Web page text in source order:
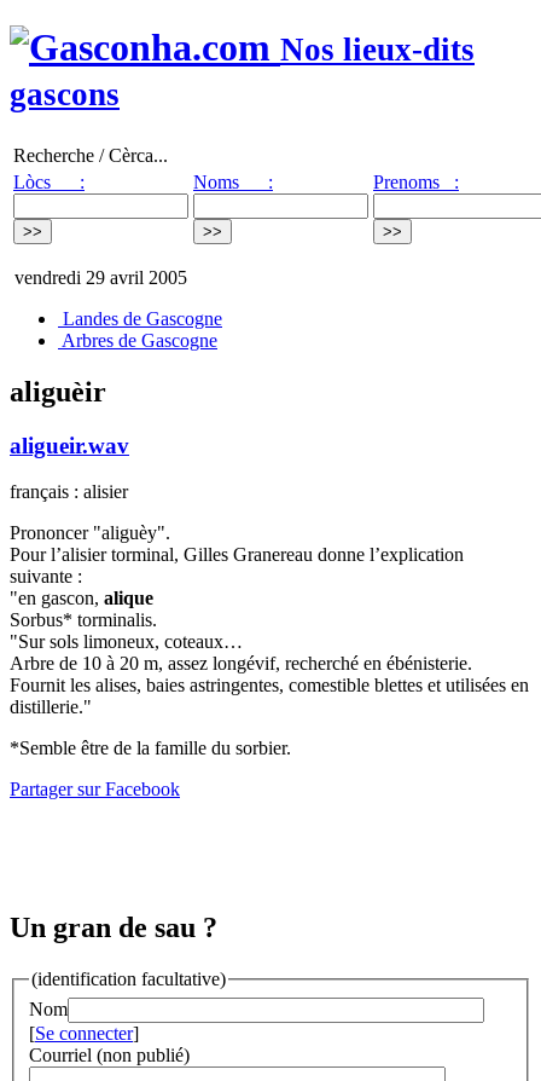
Nos lieux-dits
gascons
Recherche / Cèrca...
Lòcs :
Noms : Prenoms :
vendredi 29 avril 2005
Landes de Gascogne
Arbres de Gascogne
aliguèir
aligueir.wav
français : alisier
Prononcer "aliguèy".
Pour l’alisier torminal, Gilles Granereau donne l’explication
suivante :
"en gascon, alique
Sorbus* torminalis.
"Sur sols limoneux, coteaux…
Arbre de 10 à 20 m, assez longévif, recherché en ébénisterie.
Fournit les alises, baies astringentes, comestible blettes et utilisées en
distillerie."
*Semble être de la famille du sorbier.
Partager sur Facebook
Un gran de sau ?
(identification facultative)
Nom
[Se connecter]
Courriel (non publié)